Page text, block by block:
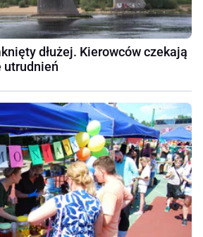
dłużej. Kierowców czekają
utrudnień